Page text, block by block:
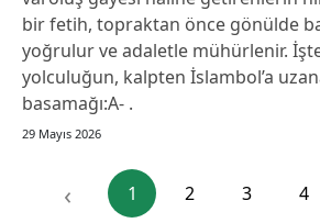
bir fetih, topraktan önce gönülde
yoğrulur ve adaletle mühürlenir.
yolculuğun, kalpten İslambol’a
basamağı:A- .
29 Mayıs 2026
‹ 1 2 3 4